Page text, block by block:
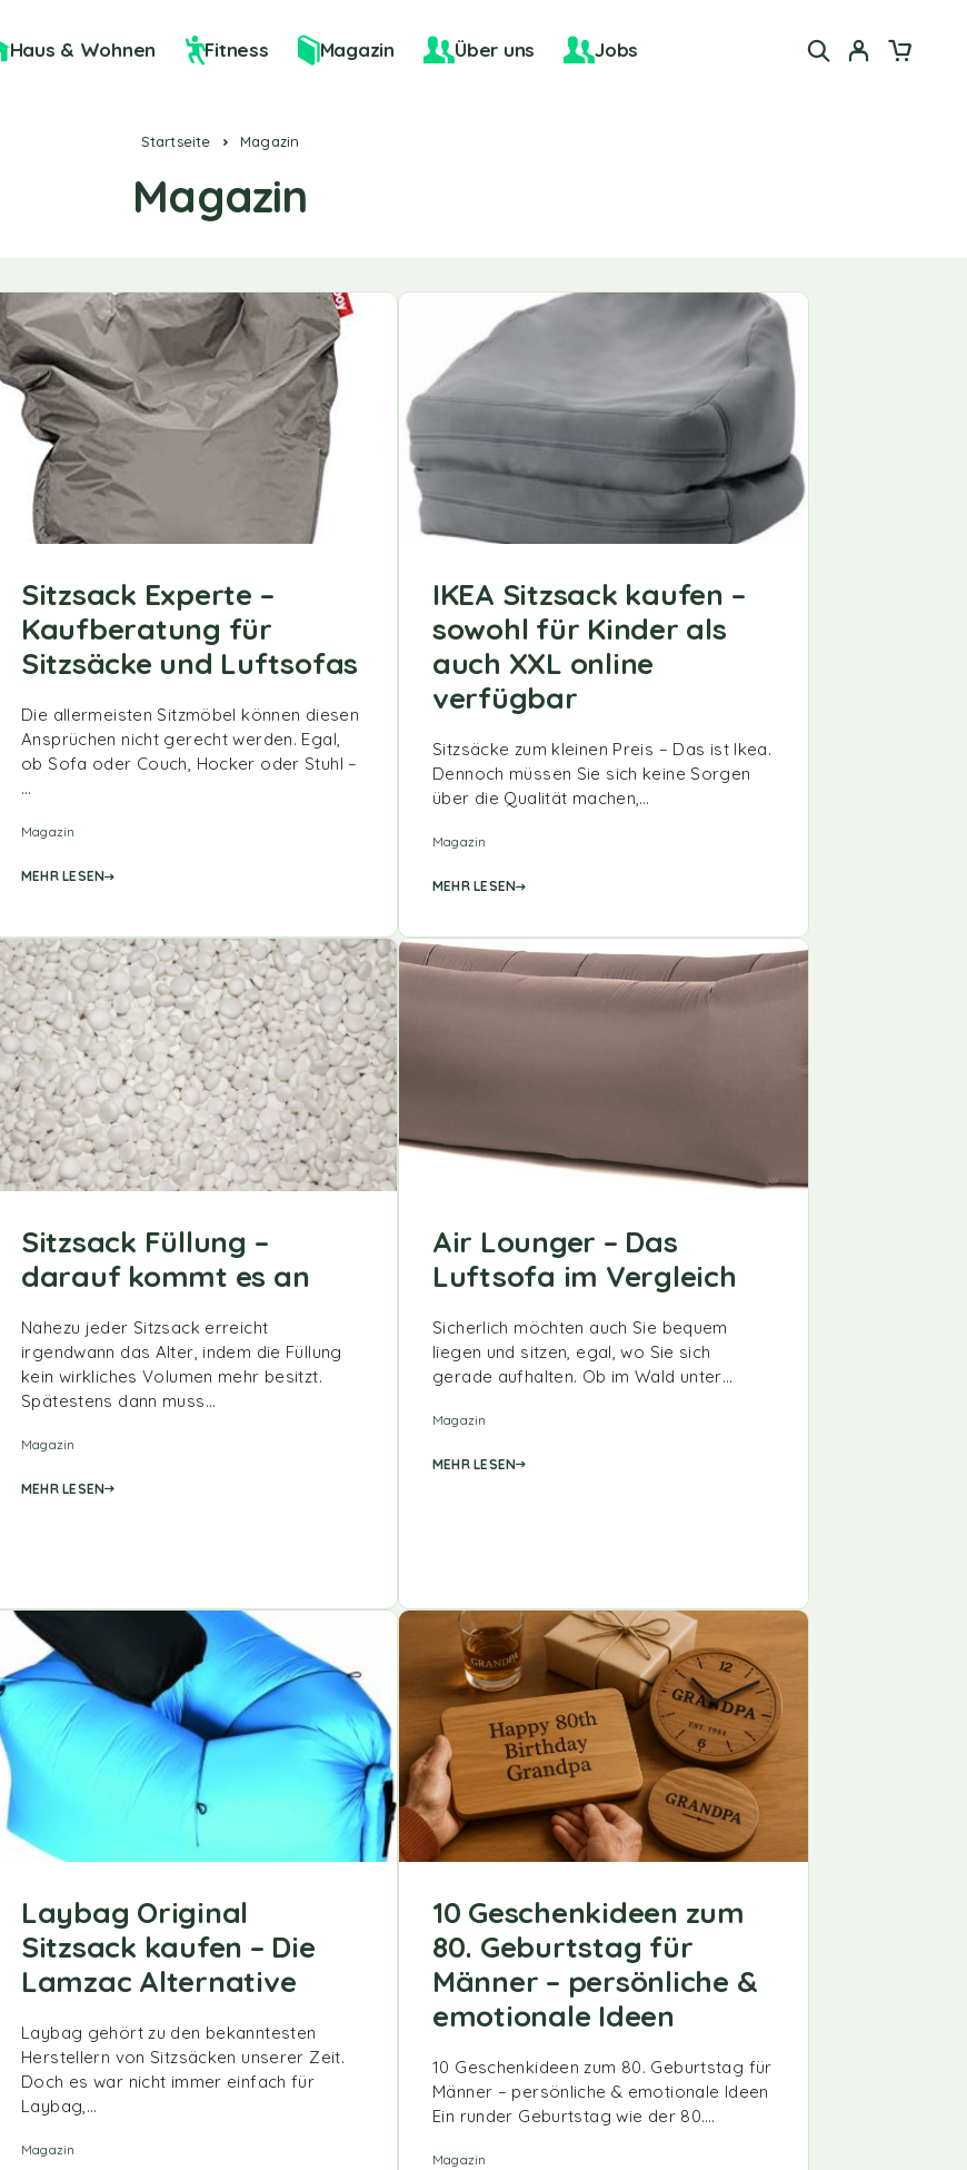
Haus & Wohnen Fitness Magazin Über uns Jobs
Startseite Magazin
Magazin
Sitzsack Experte –
Kaufberatung für
Sitzsäcke und Luftsofas
Die allermeisten Sitzmöbel können diesen
Ansprüchen nicht gerecht werden. Egal,
ob Sofa oder Couch, Hocker oder Stuhl –
…
Magazin
MEHR LESEN
IKEA Sitzsack kaufen –
sowohl für Kinder als
auch XXL online
verfügbar
Sitzsäcke zum kleinen Preis – Das ist Ikea.
Dennoch müssen Sie sich keine Sorgen
über die Qualität machen,…
Magazin
MEHR LESEN
Sitzsack Füllung –
darauf kommt es an
Nahezu jeder Sitzsack erreicht
irgendwann das Alter, indem die Füllung
kein wirkliches Volumen mehr besitzt.
Spätestens dann muss…
Magazin
MEHR LESEN
Air Lounger – Das
Luftsofa im Vergleich
Sicherlich möchten auch Sie bequem
liegen und sitzen, egal, wo Sie sich
gerade aufhalten. Ob im Wald unter…
Magazin
MEHR LESEN
Laybag Original
Sitzsack kaufen – Die
Lamzac Alternative
Laybag gehört zu den bekanntesten
Herstellern von Sitzsäcken unserer Zeit.
Doch es war nicht immer einfach für
Laybag,…
Magazin
10 Geschenkideen zum
80. Geburtstag für
Männer – persönliche &
emotionale Ideen
10 Geschenkideen zum 80. Geburtstag für
Männer – persönliche & emotionale Ideen
Ein runder Geburtstag wie der 80.…
Magazin